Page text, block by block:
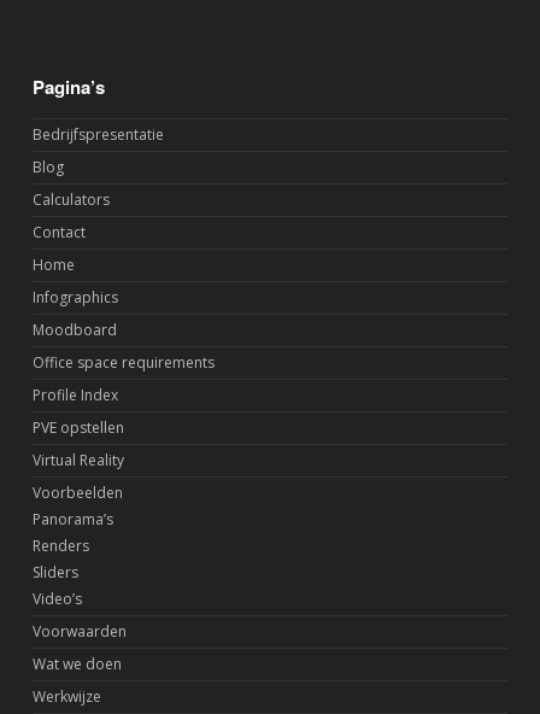
Pagina’s
Bedrijfspresentatie
Blog
Calculators
Contact
Home
Infographics
Moodboard
Office space requirements
Profile Index
PVE opstellen
Virtual Reality
Voorbeelden
Panorama’s
Renders
Sliders
Video’s
Voorwaarden
Wat we doen
Werkwijze